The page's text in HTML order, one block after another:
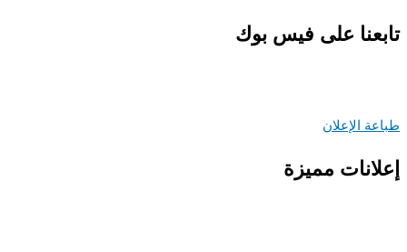
على فيس بوك
الإعلان
مميزة